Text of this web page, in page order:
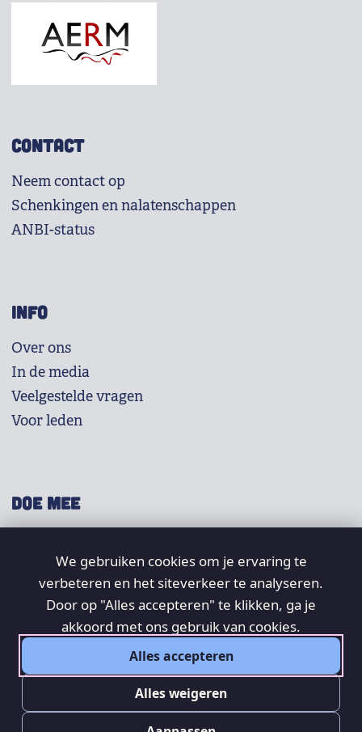
CONTACT
Neem contact op
Schenkingen en nalatenschappen
ANBI-status
INFO
Over ons
In de media
Veelgestelde vragen
Voor leden
DOE MEE
Doneer
Word lid
Vrijwilligers
We gebruiken cookies om je ervaring te
verbeteren en het siteverkeer te analyseren.
Door op "Alles accepteren" te klikken, ga je
akkoord met ons gebruik van cookies.
Alles accepteren
Alles weigeren